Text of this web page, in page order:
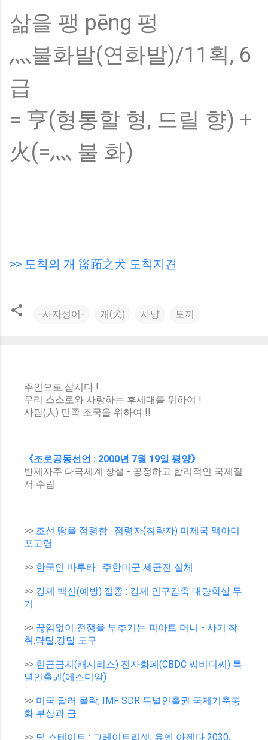
삶을 팽 pēng 펑
灬불화발(연화발)/11획, 6
급
= 亨(형통할 형, 드릴 향) +
火(=灬 불 화)
>> 도척의 개 盜跖之犬 도척지견
-사자성어- 개(犬) 사냥 토끼
주인으로 삽시다 !
우리 스스로와 사랑하는 후세대를 위하여 !
사람(人) 민족 조국을 위하여 !!
《조로공동선언 : 2000년 7월 19일 평양》
반제자주 다극세계 창설 - 공정하고 합리적인 국제질
서 수립
>> 조선 땅을 점령함 : 점령자(침략자) 미제국 맥아더
포고령
>> 한국인 마루타 : 주한미군 세균전 실체
>> 강제 백신(예방) 접종 : 강제 인구감축 대량학살 무
기
>> 끊임없이 전쟁을 부추기는 피아트 머니 - 사기.착
취.략탈.강탈 도구
>> 현금금지(캐시리스) 전자화폐(CBDC 씨비디씨) 특
별인출권(에스디알)
>> 미국 달러 몰락, IMF SDR 특별인출권 국제기축통
화 부상과 금
>> 딮 스테이트 : 그레이트리셋, 유엔 아젠다 2030,